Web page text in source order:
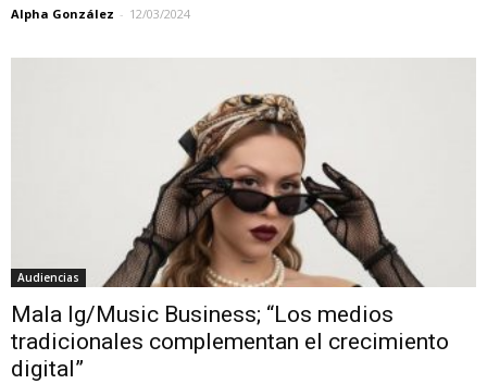
Alpha González - 12/03/2024
Audiencias
Mala lg/Music Business; “Los medios
tradicionales complementan el crecimiento
digital”